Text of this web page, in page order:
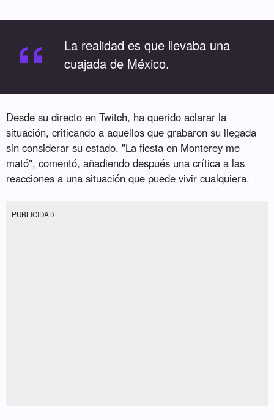
“
La realidad es que llevaba una
cuajada de México.
Desde su directo en Twitch, ha querido aclarar la
situación, criticando a aquellos que grabaron su llegada
sin considerar su estado. "La fiesta en Monterey me
mató", comentó, añadiendo después una crítica a las
reacciones a una situación que puede vivir cualquiera.
PUBLICIDAD